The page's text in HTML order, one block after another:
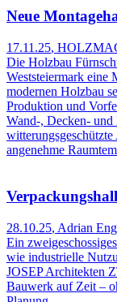
Neue
17.11.25,
Die Holzbau
Weststeiermark eine
modernen Holzbau
Produktion und
Wand-, Decken-
angenehme
28.10.25, Adrian
Ein
wie industrielle
JOSEP Architekten
Bauwerk auf Zeit –